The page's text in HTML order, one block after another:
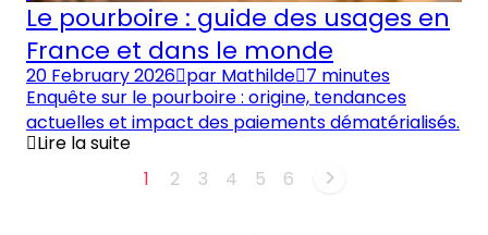
Le pourboire : guide des usages en
France et dans le monde
20 February 2026 par Mathilde 7 minutes
Enquête sur le pourboire : origine, tendances
actuelles et impact des paiements dématérialisés.
Lire la suite
1
2 3 4 5 6